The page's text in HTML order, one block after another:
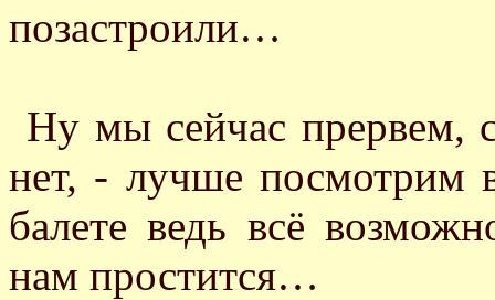
позастроили…
Ну мы сейчас прервем,
нет, - лучше посмотрим
балете ведь всё
нам простится…